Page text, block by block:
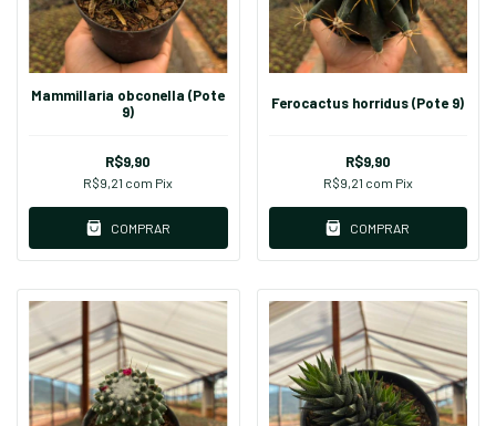
Mammillaria obconella (Pote
9)
R$9,90
R$9,21 com Pix
COMPRAR
Ferocactus horridus (Pote 9)
R$9,90
R$9,21 com Pix
COMPRAR